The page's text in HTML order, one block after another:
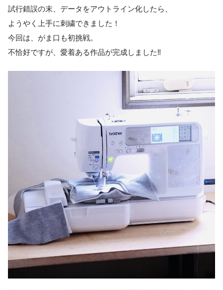
試行錯誤の末、データをアウトライン化したら、
ようやく上手に刺繍できました！
今回は、がま口も初挑戦。
不恰好ですが、愛着ある作品が完成しました‼︎